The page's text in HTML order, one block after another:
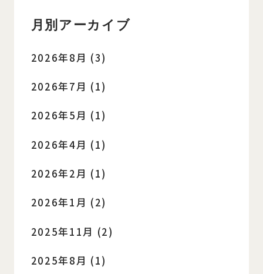
月別アーカイブ
2026年8月 (3)
2026年7月 (1)
2026年5月 (1)
2026年4月 (1)
2026年2月 (1)
2026年1月 (2)
2025年11月 (2)
2025年8月 (1)